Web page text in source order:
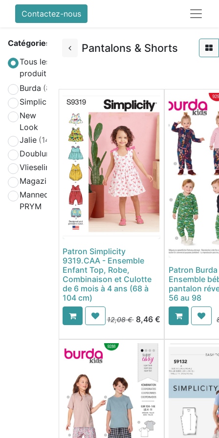
Contactez-nous
Catégories
Tous les
produits
Burda (808)
Simplicity
(580)
New
Look
(270)
Jalie (141)
Doublure
Vlieseline
(64)
Magazines
(19)
Mannequin
PRYM
(4)
Pantalons & Shorts
Patron Simplicity
9319.CAA - Ensemble
Enfant Top, Robe,
Combinaison et Culotte
de 6 mois à 4 ans (68 à
104 cm)
12,08€ 8,46€
Patron
Ensemble
pantalon
56 au 98